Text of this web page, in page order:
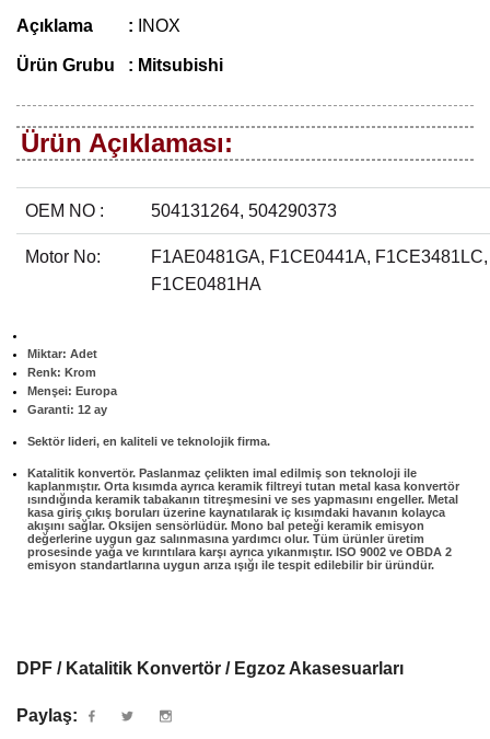
Açıklama : INOX
Ürün Grubu : Mitsubishi
Ürün Açıklaması:
OEM NO : 504131264, 504290373
Motor No:
F1AE0481GA, F1CE0441A, F1CE3481LC,
F1CE0481HA
Miktar: Adet
Renk: Krom
Menşei: Europa
Garanti: 12 ay
Sektör lideri, en kaliteli ve teknolojik firma.
Katalitik konvertör. Paslanmaz çelikten imal edilmiş son teknoloji ile
kaplanmıştır. Orta kısımda ayrıca keramik filtreyi tutan metal kasa konvertör
ısındığında keramik tabakanın titreşmesini ve ses yapmasını engeller. Metal
kasa giriş çıkış boruları üzerine kaynatılarak iç kısımdaki havanın kolayca
akışını sağlar. Oksijen sensörlüdür. Mono bal peteği keramik emisyon
değerlerine uygun gaz salınmasına yardımcı olur. Tüm ürünler üretim
prosesinde yağa ve kırıntılara karşı ayrıca yıkanmıştır. ISO 9002 ve OBDA 2
emisyon standartlarına uygun arıza ışığı ile tespit edilebilir bir üründür.
DPF / Katalitik Konvertör / Egzoz Akasesuarları
Paylaş: